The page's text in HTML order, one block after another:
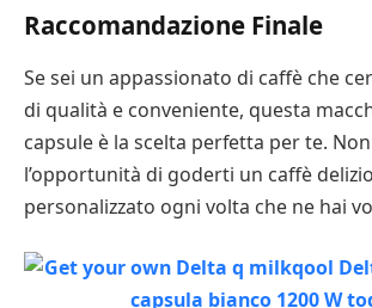
Raccomandazione Finale
Se sei un appassionato di caffè che
di qualità e conveniente, questa
capsule è la scelta perfetta per te.
l’opportunità di goderti un caffè
personalizzato ogni volta che ne hai